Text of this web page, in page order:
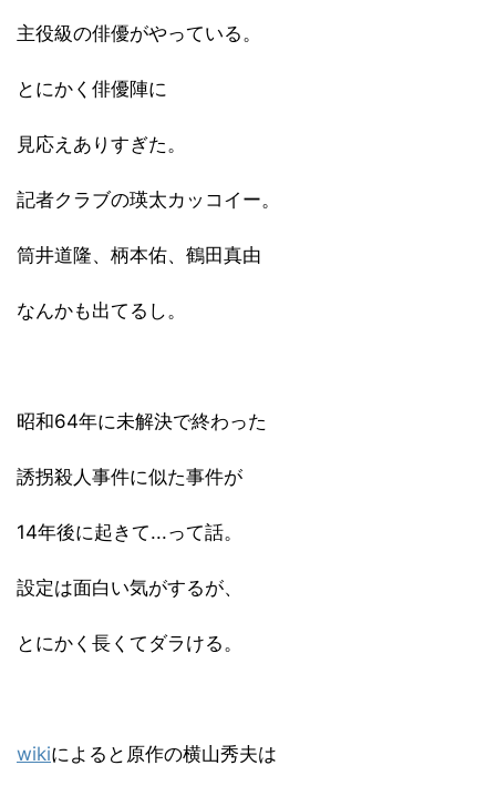
主役級の俳優がやっている。
とにかく俳優陣に
見応えありすぎた。
記者クラブの瑛太カッコイー。
筒井道隆、柄本佑、鶴田真由
なんかも出てるし。
昭和64年に未解決で終わった
誘拐殺人事件に似た事件が
14年後に起きて...って話。
設定は面白い気がするが、
とにかく長くてダラける。
wikiによると原作の横山秀夫は